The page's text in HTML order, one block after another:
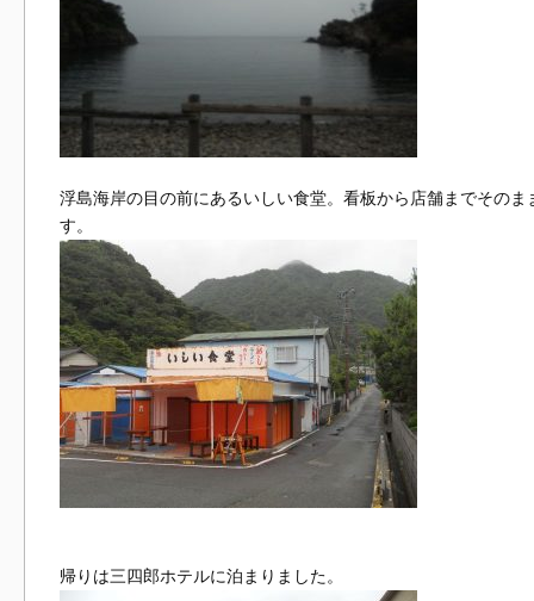
浮島海岸の目の前にあるいしい食堂。看板から店舗までそのま
す。
帰りは三四郎ホテルに泊まりました。